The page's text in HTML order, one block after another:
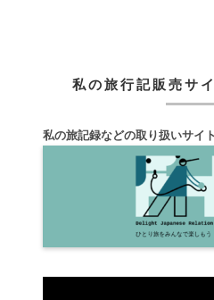
私の旅行記販売サ
私の旅記録などの取り扱いサイト